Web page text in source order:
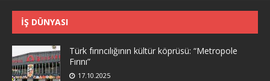
İŞ DÜNYASI
Türk fırıncılığının kültür köprüsü: “Metropole
Fırını”
17.10.2025